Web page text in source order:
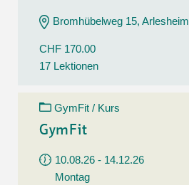
Bromhübelweg 15, Arlesheim
CHF 170.00
17 Lektionen
GymFit / Kurs
GymFit
10.08.26 - 14.12.26
Montag